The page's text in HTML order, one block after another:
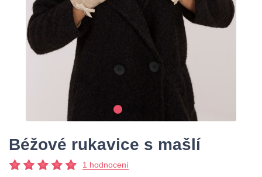
Béžové rukavice s mašlí
1 hodnocení